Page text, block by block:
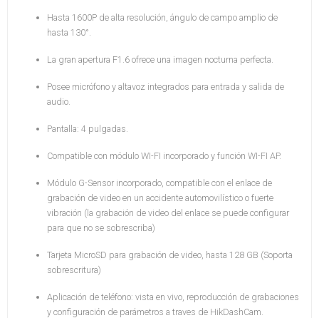
Hasta 1600P de alta resolución, ángulo de campo amplio de
hasta 130°.
La gran apertura F1.6 ofrece una imagen nocturna perfecta.
Posee micrófono y altavoz integrados para entrada y salida de
audio.
Pantalla: 4 pulgadas.
Compatible con módulo WI-FI incorporado y función WI-FI AP.
Módulo G-Sensor incorporado, compatible con el enlace de
grabación de video en un accidente automovilístico o fuerte
vibración (la grabación de video del enlace se puede configurar
para que no se sobrescriba)
Tarjeta MicroSD para grabación de video, hasta 128 GB (Soporta
sobrescritura)
Aplicación de teléfono: vista en vivo, reproducción de grabaciones
y configuración de parámetros a traves de HikDashCam.